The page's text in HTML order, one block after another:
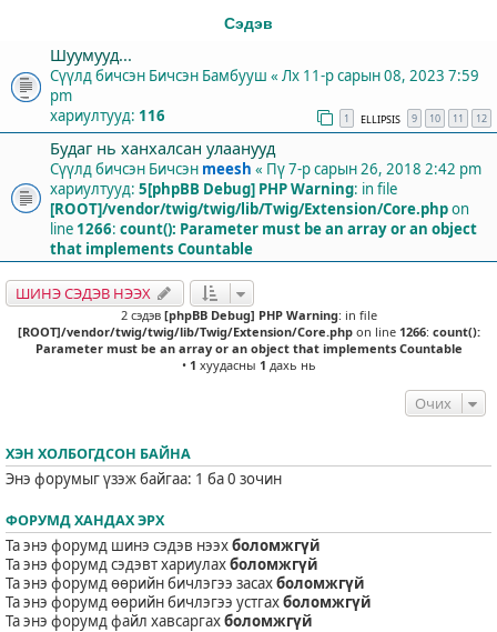
Сэдэв
Шуумууд...
Сүүлд бичсэн Бичсэн Бамбууш « Лх 11-р сарын 08, 2023 7:59
pm
хариултууд: 116 1 ELLIPSIS 9 10 11 12
Будаг нь ханхалсан улаанууд
Сүүлд бичсэн Бичсэн meesh « Пү 7-р сарын 26, 2018 2:42 pm
хариултууд: 5[phpBB Debug] PHP Warning: in file
[ROOT]/vendor/twig/twig/lib/Twig/Extension/Core.phpon
line 1266: count(): Parameter must be an array or an object
that implements Countable
ШИНЭ СЭДЭВ НЭЭХ
2 сэдэв [phpBB Debug] PHP Warning: in file
[ROOT]/vendor/twig/twig/lib/Twig/Extension/Core.phpon line 1266: count():
Parameter must be an array or an object that implements Countable
• 1 хуудасны 1 дахь нь
Очих
ХЭН ХОЛБОГДСОН БАЙНА
Энэ форумыг үзэж байгаа: 1 ба 0 зочин
ФОРУМД ХАНДАХ ЭРХ
Та энэ форумд шинэ сэдэв нээхболомжгүй
Та энэ форумд сэдэвт хариулахболомжгүй
Та энэ форумд өөрийн бичлэгээ засахболомжгүй
Та энэ форумд өөрийн бичлэгээ устгахболомжгүй
Та энэ форумд файл хавсаргахболомжгүй